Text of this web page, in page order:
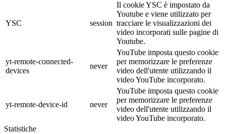
YSC session
Il cookie YSC è impostato da
Youtube e viene utilizzato per
tracciare le visualizzazioni dei
video incorporati sulle pagine di
Youtube.
yt-remote-connected-
devices
never
YouTube imposta questo cookie
per memorizzare le preferenze
video dell'utente utilizzando il
video YouTube incorporato.
yt-remote-device-id never
YouTube imposta questo cookie
per memorizzare le preferenze
video dell'utente utilizzando il
video YouTube incorporato.
Statistiche